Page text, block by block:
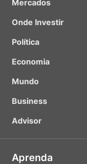
Mercados
Onde Investir
Política
Economia
Mundo
Business
Advisor
Aprenda